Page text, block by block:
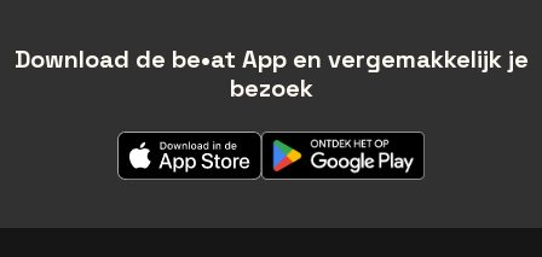
Download de be•at App en vergemakkelijk je
bezoek